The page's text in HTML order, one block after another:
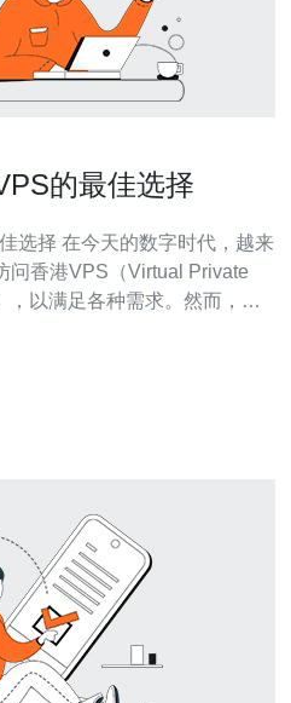
的最佳选择
代，越来
问香港VPS（Virtual Private
，以满足各种需求。然而，对
一些困难。本文将为您介绍